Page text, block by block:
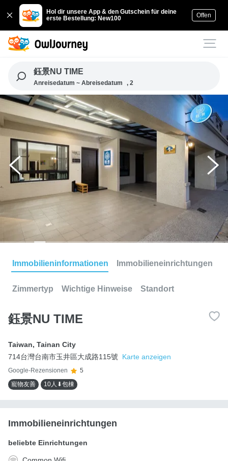
Hol dir unsere App & den Gutschein für deine
erste Bestellung: New100
Offen
鈺景NU TIME
Anreisedatum ~ Abreisedatum , 2
Immobilieninformationen Immobilieneinrichtungen
Zimmertyp Wichtige Hinweise Standort
鈺景NU TIME
Taiwan, Tainan City
714台灣台南市玉井區大成路115號
Karte anzeigen
Google-Rezensionen
5
寵物友善
10人⬇包棟
Immobilieneinrichtungen
beliebte Einrichtungen